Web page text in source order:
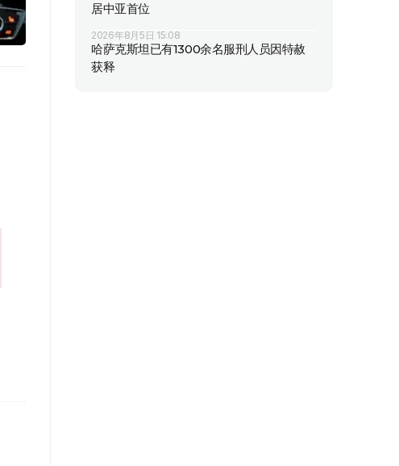
居中亚首位
2026年8月5日 15:08
哈萨克斯坦已有1300余名服刑人员因特赦
获释